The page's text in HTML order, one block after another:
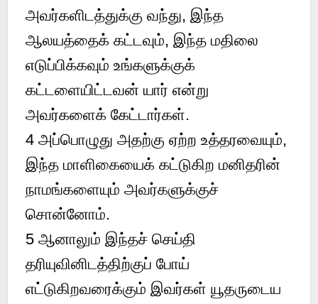
அவர்களிடத்துக்கு வந்து, இந்த
ஆலயத்தைக் கட்டவும், இந்த மதிலை
எடுப்பிக்கவும் உங்களுக்குக்
கட்டளையிட்டவன் யார் என்று
அவர்களைக் கேட்டார்கள்.
4 அப்பொழுது அதற்கு ஏற்ற உத்தரவையும்,
இந்த மாளிகையைக் கட்டுகிற மனிதரின்
நாமங்களையும் அவர்களுக்குச்
சொன்னோம்.
5 ஆனாலும் இந்தச் செய்தி
தரியுவினிடத்திற்குப் போய்
எட்டுகிறவரைக்கும் இவர்கள் யூதருடைய